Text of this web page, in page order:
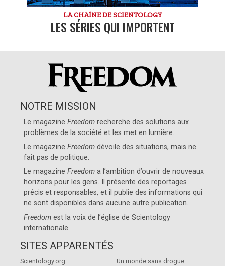
LA CHAÎNE DE SCIENTOLOGY
LES SÉRIES QUI IMPORTENT
NOTRE MISSION
Le magazineFreedom recherche des solutions aux
problèmes de la société et les met en lumière.
Le magazineFreedom dévoile des situations, mais ne
fait pas de politique.
Le magazineFreedom a l’ambition d’ouvrir de nouveaux
horizons pour les gens. Il présente des reportages
précis et responsables, et il publie des informations qui
ne sont disponibles dans aucune autre publication.
Freedom est la voix de l’église deScientology
internationale.
SITES APPARENTÉS
Scientology.org
Un monde sans drogue